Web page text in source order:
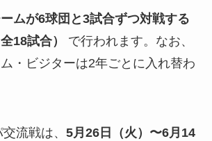
ムが6球団と3試合ずつ対戦する
18試合）
で行われます。なお、
・ビジターは2年ごとに入れ替わ
流戦は、 5月26日（火）〜6月14